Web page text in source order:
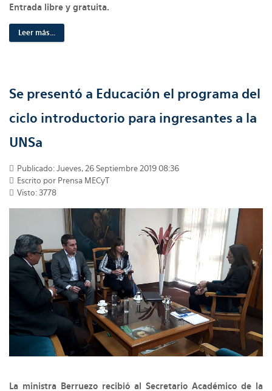
Entrada libre y gratuita.
Leer más...
Se presentó a Educación el programa del
ciclo introductorio para ingresantes a la
UNSa
Publicado: Jueves, 26 Septiembre 2019 08:36
Escrito por Prensa MECyT
Visto: 3778
La ministra Berruezo recibió al Secretario Académico de la